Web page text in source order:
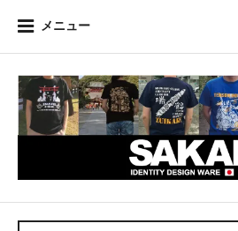
メニュー